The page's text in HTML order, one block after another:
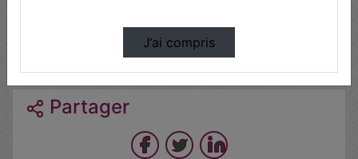
Séquençage
Partager
J’ai compris